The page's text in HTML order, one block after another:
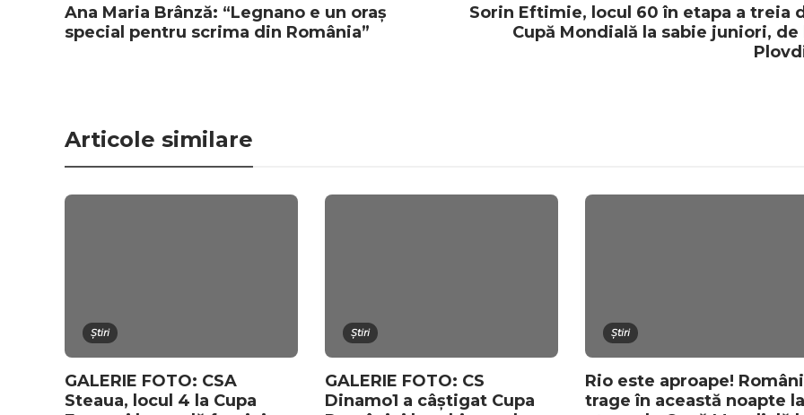
Ana Maria Brânză: “Legnano e un oraș
special pentru scrima din România”
Sorin Eftimie, locul 60 în etapa a treia
Cupă Mondială la sabie juniori, de
Articole similare
Știri
GALERIE FOTO: CSA
Steaua, locul 4 la Cupa
Știri
GALERIE FOTO: CS
Dinamo1 a câștigat Cupa
Știri
Rio este aproape!
trage în această noapte la